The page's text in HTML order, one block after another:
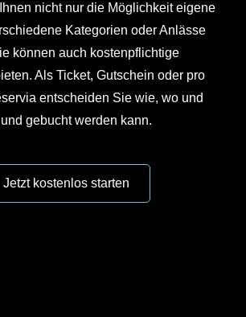
nicht nur die Möglichkeit eigene
Kategorien oder Anlässe
können auch kostenpflichtige
Als Ticket, Gutschein oder pro
entscheiden Sie wie, wo und
gebucht werden kann.